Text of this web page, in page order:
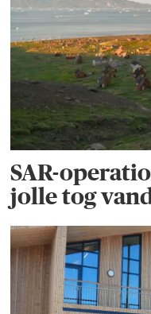
SAR-
jolle tog